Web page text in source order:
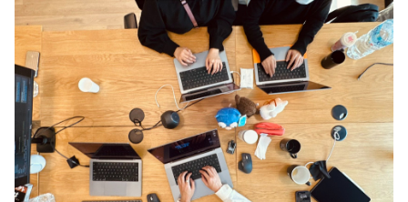
新卒エージェント
イベント・セミナー
インタビュー
就活成功ガイド
ナレッジ
リファレンス
プラン
個人向けプラン
評価結果一覧
再チャレンジ結果一覧
Tech Team Journal
paiza times
note
paizaとは？